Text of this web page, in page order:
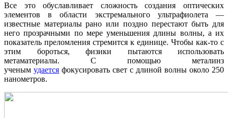
Все это обуславливает сложность создания оптических
элементов в области экстремального ультрафиолета —
известные материалы рано или поздно перестают быть для
него прозрачными по мере уменьшения длины волны, а их
показатель преломления стремится к единице. Чтобы как-то с
этим бороться, физики пытаются использовать
метаматериалы. С помощью металинз
ученым удается фокусировать свет с длиной волны около 250
нанометров.